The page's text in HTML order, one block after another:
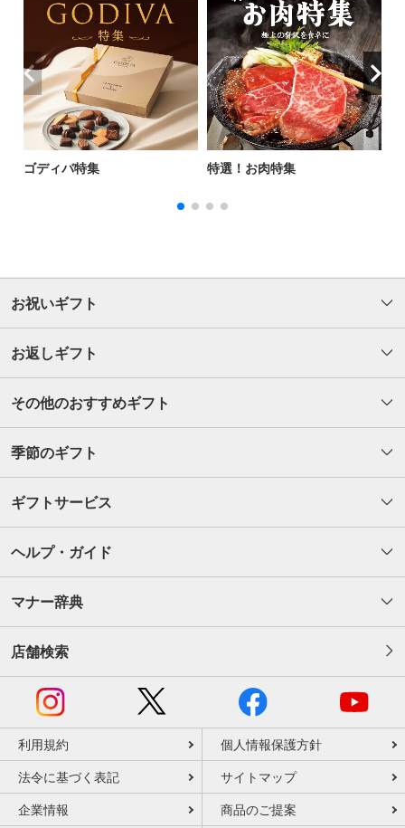
ゴディバ特集 特選！お肉特集
お祝いギフト
お返しギフト
その他のおすすめギフト
季節のギフト
ギフトサービス
ヘルプ・ガイド
マナー辞典
店舗検索
利用規約 個人情報保護方針
法令に基づく表記 サイトマップ
企業情報 商品のご提案